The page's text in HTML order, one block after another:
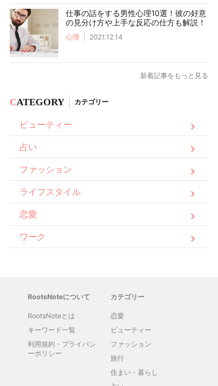
仕事の話をする男性心理10選！彼の好意
の見分け方や上手な反応の仕方も解説！
心理 2021.12.14
新着記事をもっと見る
CATEGORY カテゴリー
ビューティー
占い
ファッション
ライフスタイル
恋愛
ワーク
RootsNoteについて
RootsNoteとは
キーワード一覧
利用規約・プライバシ
ーポリシー
カテゴリー
恋愛
ビューティー
ファッション
旅行
住まい・暮らし